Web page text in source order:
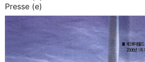
Presse (e)